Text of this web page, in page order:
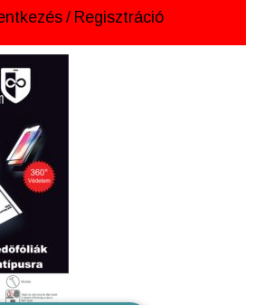
/ Regisztráció